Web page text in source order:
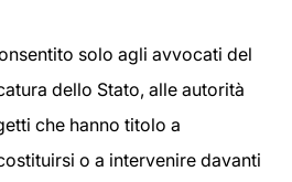
solo agli avvocati del
dello Stato, alle autorità
che hanno titolo a
o a intervenire davanti